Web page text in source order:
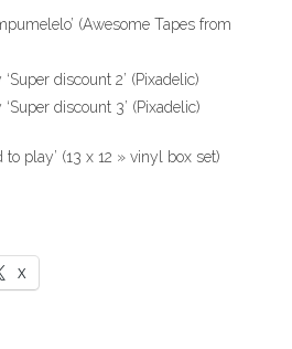
(Awesome Tapes from
discount 2’ (Pixadelic)
discount 3’ (Pixadelic)
to play’ (13 x 12 » vinyl box set)
X